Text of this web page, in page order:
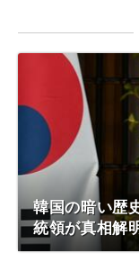
韓国の暗い歴
統領が真相解